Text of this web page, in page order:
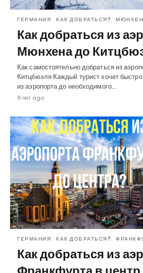
ГЕРМАНИЯ КАК ДОБРАТЬСЯ? МЮНХЕН
Как добраться из
Мюнхена до
Как самостоятельно добраться из
Китцбюэля Каждый турист хочет
из аэропорта до необходимого…
8 лет ago
ГЕРМАНИЯ КАК ДОБРАТЬСЯ?
Как добраться из